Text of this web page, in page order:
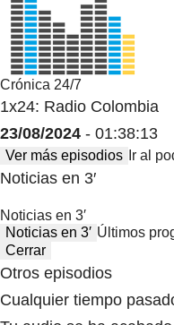
Crónica 24/7
1x24: Radio Colombia
23/08/2024 - 01:38:13
Ver más episodios Ir al
Noticias en 3′
Noticias en 3′
Noticias en 3′ Últimos
Cerrar
Otros episodios
Cualquier tiempo